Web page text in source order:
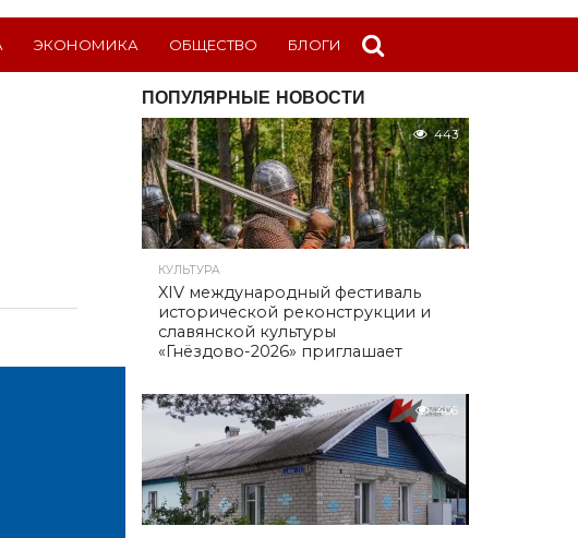
ЭКОНОМИКА ОБЩЕСТВО БЛОГИ
ПОПУЛЯРНЫЕ НОВОСТИ
443
КУЛЬТУРА
XIV международный фестиваль
исторической реконструкции и
славянской культуры
«Гнёздово-2026» приглашает
406